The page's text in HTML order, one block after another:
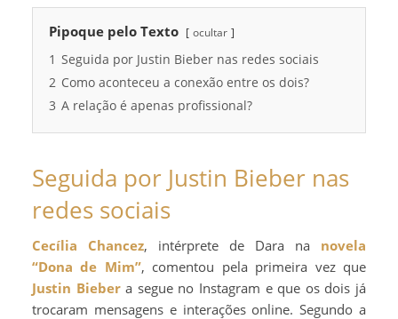
Pipoque pelo Texto ocultar
1 Seguida por Justin Bieber nas redes sociais
2 Como aconteceu a conexão entre os dois?
3 A relação é apenas profissional?
Seguida por Justin Bieber nas
redes sociais
Cecília Chancez, intérprete de Dara na novela
“Dona de Mim”, comentou pela primeira vez que
Justin Biebera segue no Instagram e que os dois já
trocaram mensagens e interações online. Segundo a